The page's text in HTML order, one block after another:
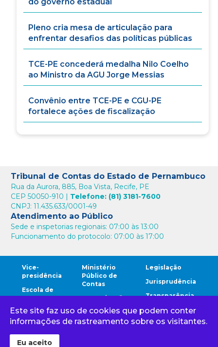
Pleno cria mesa de articulação para
enfrentar desafios das políticas públicas
TCE-PE concederá medalha Nilo Coelho
ao Ministro da AGU Jorge Messias
Convênio entre TCE-PE e CGU-PE
fortalece ações de fiscalização
Tribunal de Contas do Estado de Pernambuco
Rua da Aurora, 885, Boa Vista, Recife, PE
CEP 50050-910 | Telefone: (81) 3181-7600
CNPJ: 11.435.633/0001-49
Atendimento ao Público
Sede e inspetorias regionais: 07:00 às 13:00
Funcionamento do protocolo: 07:00 às 17:00
Vice-
presidência
Escola de
Contas
Ouvidoria
Corregedoria
Ministério
Público de
Contas
Comunicação
Cidadão
Gestores
Legislação
Jurisprudência
Transparência
Comunidade
TCE
Este site faz uso de cookies que podem conter
informações de rastreamento sobre os visitantes.
Eu aceito